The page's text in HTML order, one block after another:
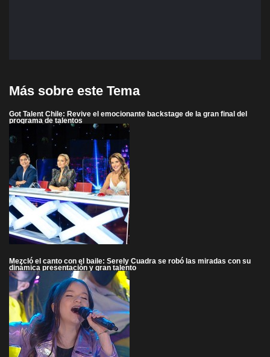
Más sobre este Tema
Got Talent Chile: Revive el emocionante backstage de la gran final del
programa de talentos
Mezcló el canto con el baile: Serely Cuadra se robó las miradas con su
dinámica presentación y gran talento